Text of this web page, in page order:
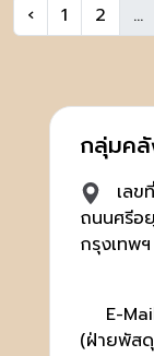
‹ 1 2 ...
กลุ่มค
เล
ถนนศรีอ
กรุงเทพ
E-
(ฝ่ายพัส